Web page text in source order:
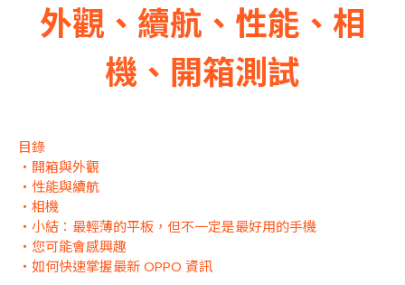
外觀、續航、性能、相
機、開箱測試
目錄
・開箱與外觀
・性能與續航
・相機
・小結：最輕薄的平板，但不一定是最好用的手機
・您可能會感興趣
・如何快速掌握最新 OPPO 資訊